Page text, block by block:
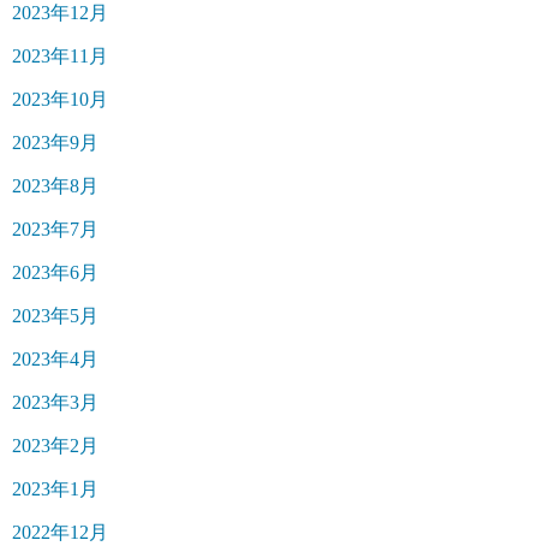
2023年12月
2023年11月
2023年10月
2023年9月
2023年8月
2023年7月
2023年6月
2023年5月
2023年4月
2023年3月
2023年2月
2023年1月
2022年12月